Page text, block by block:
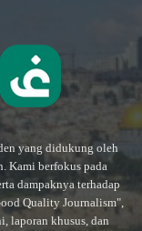
yang didukung oleh
Kami berfokus pada
dampaknya terhadap
Quality Journalism",
laporan khusus, dan